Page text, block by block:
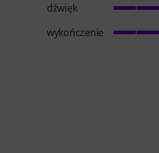
dźwięk
wykończenie